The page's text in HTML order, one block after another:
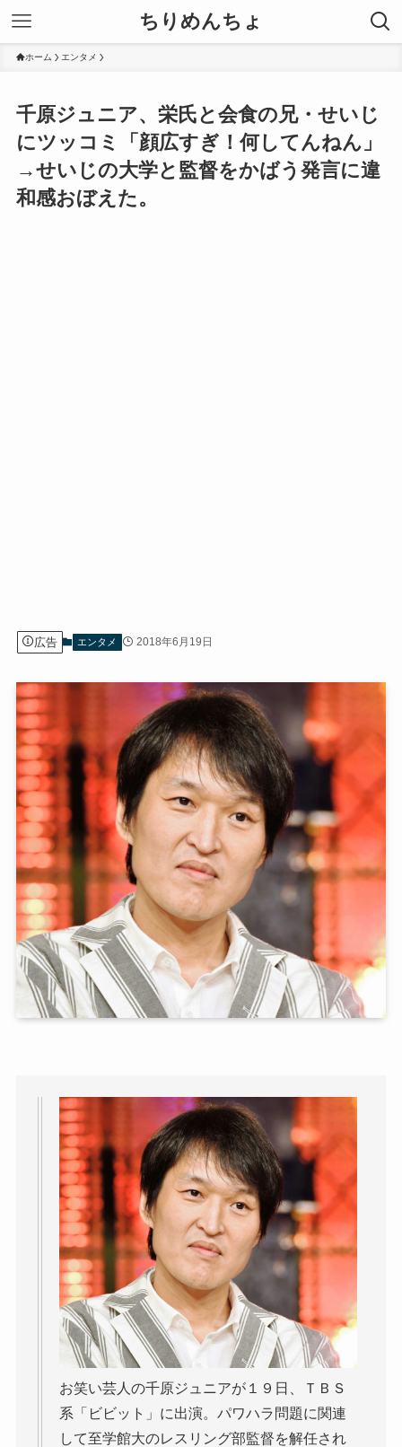
ちりめんちょ
ホーム エンタメ
千原ジュニア、栄氏と会食の兄・せいじ
にツッコミ「顔広すぎ！何してんねん」
→せいじの大学と監督をかばう発言に違
和感おぼえた。
広告 エンタメ 2018年6月19日
お笑い芸人の千原ジュニアが１９日、ＴＢＳ
系「ビビット」に出演。パワハラ問題に関連
して至学館大のレスリング部監督を解任され